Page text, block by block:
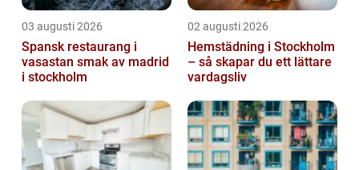
03 augusti 2026
Spansk restaurang i
vasastan smak av madrid
i stockholm
02 augusti 2026
Hemstädning i Stockholm
– så skapar du ett lättare
vardagsliv